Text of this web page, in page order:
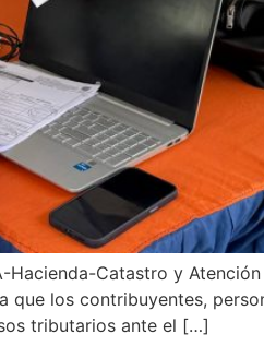
Catastro y
los contribuyentes,
tributarios ante el […]